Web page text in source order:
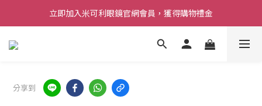
立即加入米可利眼鏡官網會員，獲得購物禮金
分享到